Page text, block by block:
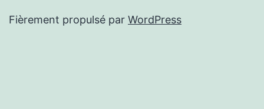
Fièrement propulsé par WordPress